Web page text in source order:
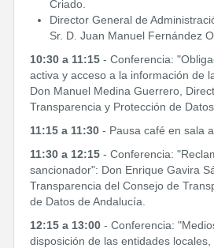
Criado.
Director General de
Sr. D. Juan Manuel Fernández
10:30 a 11:15 - Conferencia:
activa y acceso a la información de
Don Manuel Medina Guerrero,
Transparencia y Protección de
11:15 a 11:30 - Pausa café en sala
11:30 a 12:15 - Conferencia:
sancionador": Don Enrique Gavira
Transparencia del Consejo de
de Datos de Andalucía.
12:15 a 13:00 - Conferencia:
disposición de las entidades